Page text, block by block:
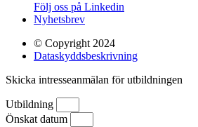
Följ oss på Linkedin
Nyhetsbrev
© Copyright 2024
Dataskyddsbeskrivning
Skicka intresseanmälan för utbildningen
Utbildning
Önskat datum